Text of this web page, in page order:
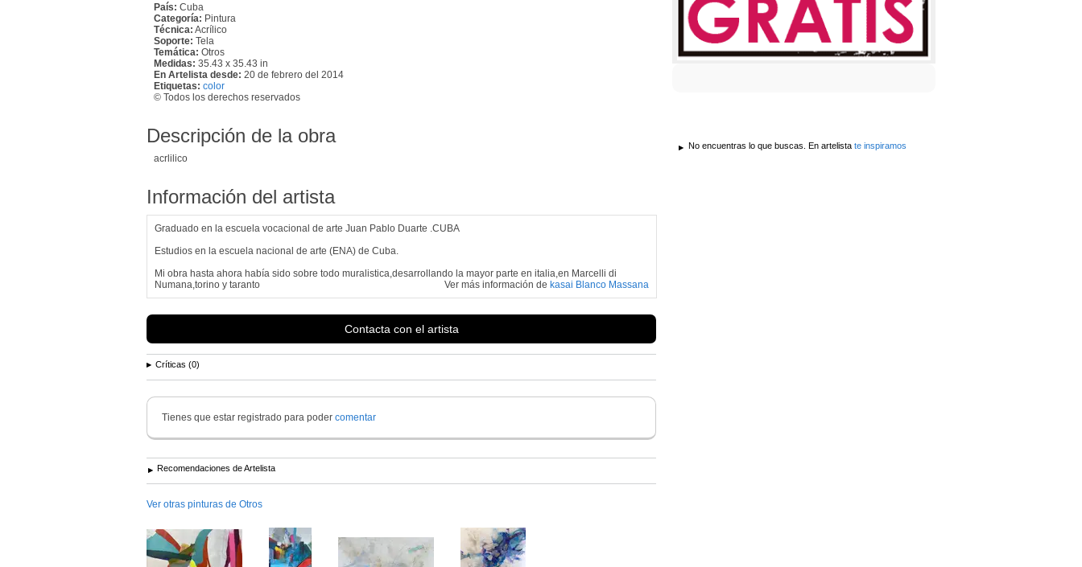
País: Cuba
Categoría: Pintura
Técnica: Acrílico
Soporte: Tela
Temática: Otros
Medidas: 35.43 x 35.43 in
En Artelista desde: 20 de febrero del 2014
Etiquetas: color
© Todos los derechos reservados
Descripción de la obra
acrlilico
Información del artista
Graduado en la escuela vocacional de arte Juan Pablo Duarte .CUBA
Estudios en la escuela nacional de arte (ENA) de Cuba.
Mi obra hasta ahora había sido sobre todo muralistica,desarrollando la mayor parte en italia,en Marcelli di
Numana,torino y taranto
Ver más información de kasai Blanco Massana
Contacta con el artista
Críticas (0)
Tienes que estar registrado para poder comentar
Recomendaciones de Artelista
Ver otras pinturas de Otros
No encuentras lo que buscas. En artelista te inspiramos